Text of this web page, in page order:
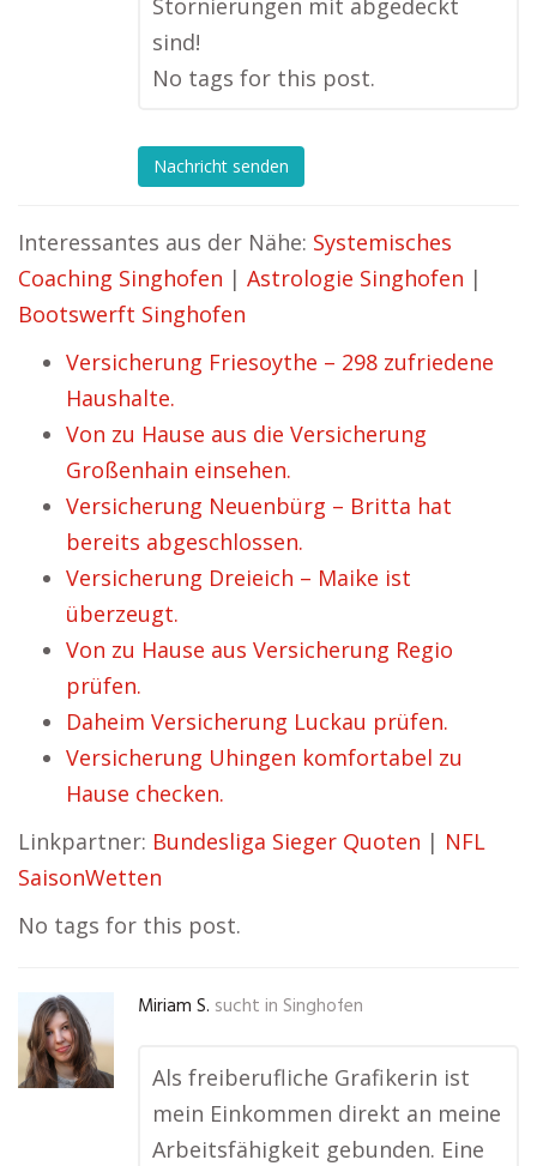
Stornierungen mit abgedeckt
sind!
No tags for this post.
Nachricht senden
Interessantes aus der Nähe: Systemisches
Coaching Singhofen | Astrologie Singhofen |
Bootswerft Singhofen
Versicherung Friesoythe – 298 zufriedene
Haushalte.
Von zu Hause aus die Versicherung
Großenhain einsehen.
Versicherung Neuenbürg – Britta hat
bereits abgeschlossen.
Versicherung Dreieich – Maike ist
überzeugt.
Von zu Hause aus Versicherung Regio
prüfen.
Daheim Versicherung Luckau prüfen.
Versicherung Uhingen komfortabel zu
Hause checken.
Linkpartner: Bundesliga Sieger Quoten | NFL
SaisonWetten
No tags for this post.
Miriam S. sucht in Singhofen
Als freiberufliche Grafikerin ist
mein Einkommen direkt an meine
Arbeitsfähigkeit gebunden. Eine